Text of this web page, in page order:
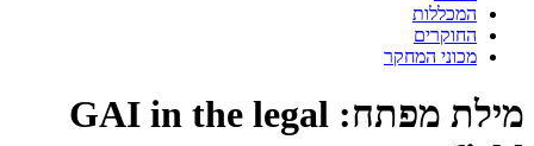
המכללות
החוקרים
מכוני המחקר
מילת מפתח: GAI in the legal